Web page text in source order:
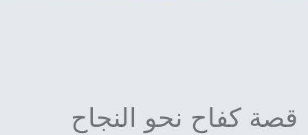
قصة كفاح نحو النجاح